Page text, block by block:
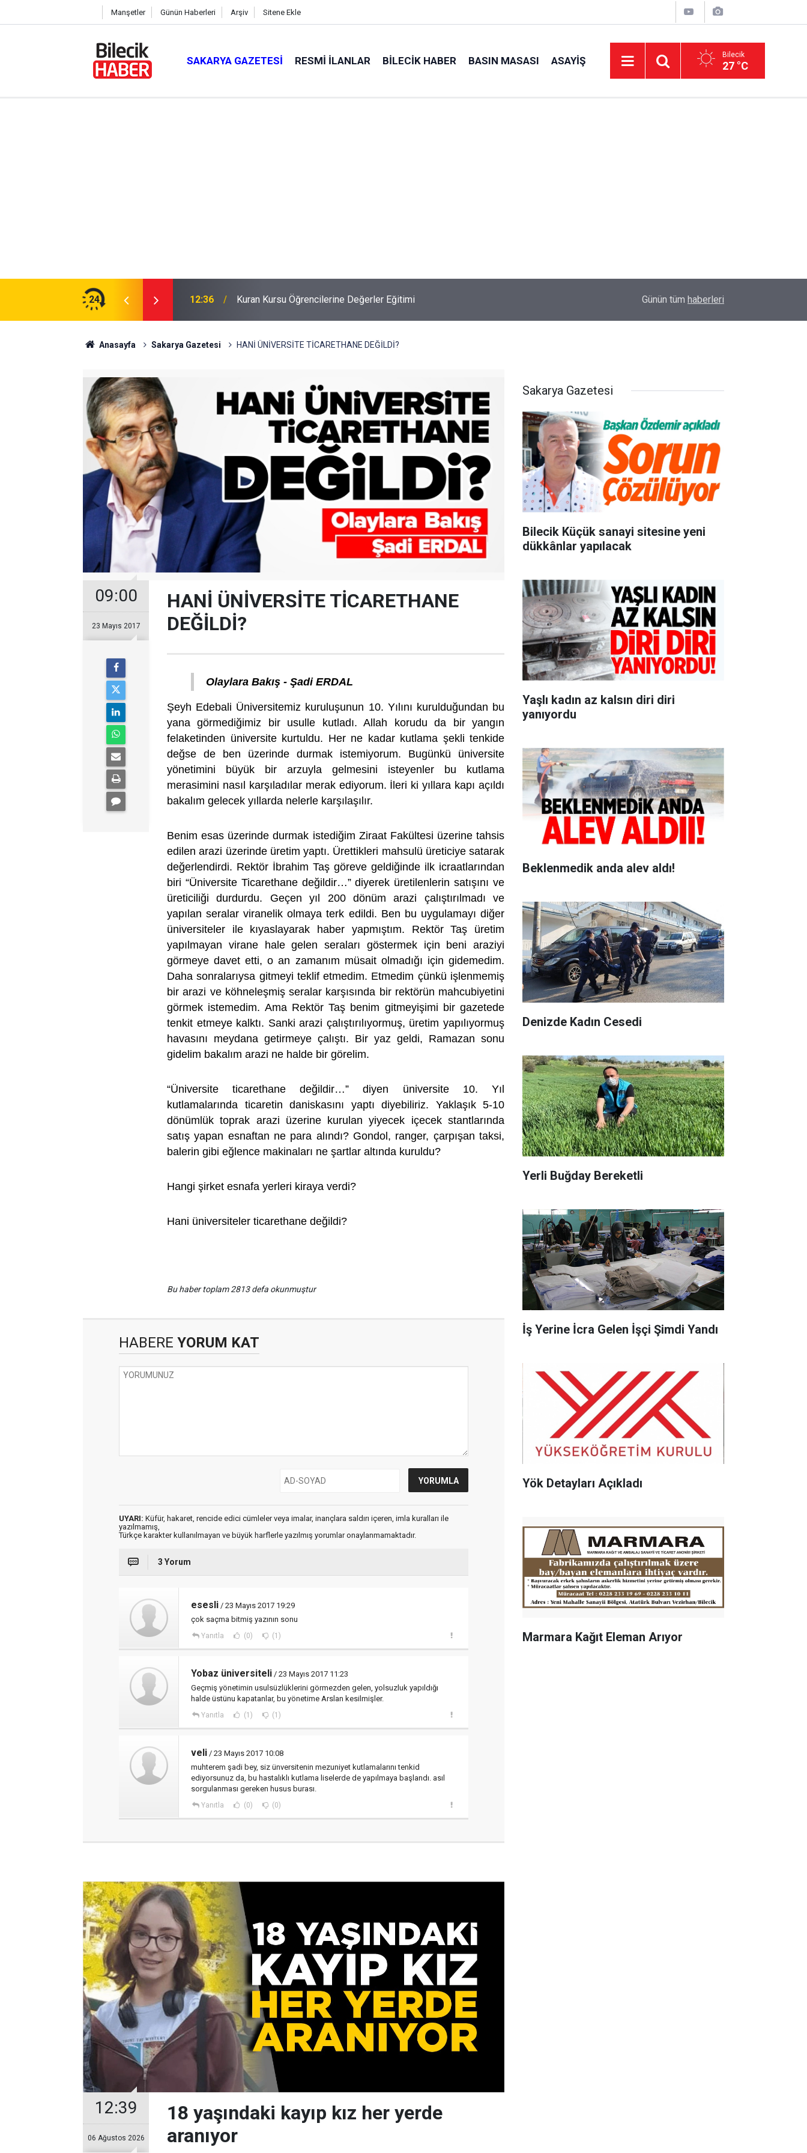
Manşetler Günün Haberleri Arşiv Sitene Ekle
SAKARYA GAZETESI RESMI İLANLAR BILECIK HABER BASIN MASASI ASAYIŞ Bilecik
27 °C
24 12:36 Kuran Kursu Öğrencilerine Değerler Eğitimi Karayolları’ndan Pazaryeri kavşağında inceleme
Günün tüm haberleri
Anasayfa Sakarya Gazetesi HANİ ÜNİVERSİTE TİCARETHANE DEĞİLDİ?
09:00
23 Mayıs 2017
HANİ ÜNİVERSİTE TİCARETHANE
DEĞİLDİ?
Olaylara Bakış - Şadi ERDAL
Şeyh Edebali Üniversitemiz kuruluşunun 10. Yılını kurulduğundan bu
yana görmediğimiz bir usulle kutladı. Allah korudu da bir yangın
felaketinden üniversite kurtuldu. Her ne kadar kutlama şekli tenkide
değse de ben üzerinde durmak istemiyorum. Bugünkü üniversite
yönetimini büyük bir arzuyla gelmesini isteyenler bu kutlama
merasimini nasıl karşıladılar merak ediyorum. İleri ki yıllara kapı açıldı
bakalım gelecek yıllarda nelerle karşılaşılır.
Benim esas üzerinde durmak istediğim Ziraat Fakültesi üzerine tahsis
edilen arazi üzerinde üretim yaptı. Ürettikleri mahsulü üreticiye satarak
değerlendirdi. Rektör İbrahim Taş göreve geldiğinde ilk icraatlarından
biri “Üniversite Ticarethane değildir…” diyerek üretilenlerin satışını ve
üreticiliği durdurdu. Geçen yıl 200 dönüm arazi çalıştırılmadı ve
yapılan seralar viranelik olmaya terk edildi. Ben bu uygulamayı diğer
üniversiteler ile kıyaslayarak haber yapmıştım. Rektör Taş üretim
yapılmayan virane hale gelen seraları göstermek için beni araziyi
görmeye davet etti, o an zamanım müsait olmadığı için gidemedim.
Daha sonralarıysa gitmeyi teklif etmedim. Etmedim çünkü işlenmemiş
bir arazi ve köhneleşmiş seralar karşısında bir rektörün mahcubiyetini
görmek istemedim. Ama Rektör Taş benim gitmeyişimi bir gazetede
tenkit etmeye kalktı. Sanki arazi çalıştırılıyormuş, üretim yapılıyormuş
havasını meydana getirmeye çalıştı. Bir yaz geldi, Ramazan sonu
gidelim bakalım arazi ne halde bir görelim.
“Üniversite ticarethane değildir…” diyen üniversite 10. Yıl
kutlamalarında ticaretin daniskasını yaptı diyebiliriz. Yaklaşık 5-10
dönümlük toprak arazi üzerine kurulan yiyecek içecek stantlarında
satış yapan esnaftan ne para alındı? Gondol, ranger, çarpışan taksi,
balerin gibi eğlence makinaları ne şartlar altında kuruldu?
Hangi şirket esnafa yerleri kiraya verdi?
Hani üniversiteler ticarethane değildi?
Bu haber toplam 2813 defa okunmuştur
HABERE YORUM KAT
UYARI: Küfür, hakaret, rencide edici cümleler veya imalar, inançlara saldırı içeren, imla kuralları ile
yazılmamış,
Türkçe karakter kullanılmayan ve büyük harflerle yazılmış yorumlar onaylanmamaktadır.
3 Yorum
esesli / 23 Mayıs 2017 19:29
çok saçma bitmiş yazının sonu
Yanıtla (0) (1)
Yobaz üniversiteli / 23 Mayıs 2017 11:23
Geçmiş yönetimin usulsüzlüklerini görmezden gelen, yolsuzluk yapıldığı
halde üstünu kapatanlar, bu yönetime Arslan kesilmişler.
Yanıtla (1) (1)
veli / 23 Mayıs 2017 10:08
muhterem şadi bey, siz ünversitenin mezuniyet kutlamalarını tenkid
ediyorsunuz da, bu hastalıklı kutlama liselerde de yapılmaya başlandı. asıl
sorgulanması gereken husus burası.
Yanıtla (0) (0)
12:39
06 Ağustos 2026
18 yaşındaki kayıp kız her yerde
aranıyor
Sakarya Gazetesi
Bilecik Küçük sanayi sitesine yeni
dükkânlar yapılacak
Yaşlı kadın az kalsın diri diri
yanıyordu
Beklenmedik anda alev aldı!
Denizde Kadın Cesedi
Yerli Buğday Bereketli
İş Yerine İcra Gelen İşçi Şimdi Yandı
Yök Detayları Açıkladı
Marmara Kağıt Eleman Arıyor